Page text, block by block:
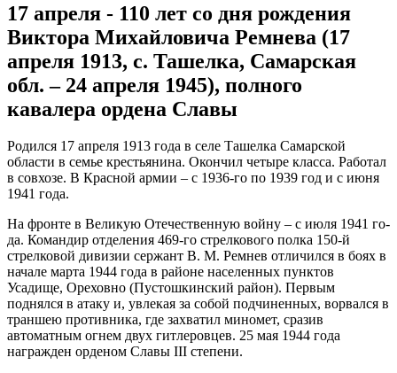
17 апреля - 110 лет со дня рождения
Виктора Михайловича Ремнева (17
апреля 1913, с. Ташелка, Самарская
обл. – 24 апреля 1945), полного
кавалера ордена Славы
Родился 17 апреля 1913 года в селе Ташелка Самарской
области в семье крестьянина. Окончил четыре класса. Работал
в совхозе. В Красной армии – с 1936-го по 1939 год и с июня
1941 года.
На фронте в Великую Отече­ственную войну – с июля 1941 го­
да. Командир отделения 469-го стрелкового полка 150-й
стрелко­вой дивизии сержант В. М. Ремнев отличился в боях в
начале марта 1944 года в районе населен­ных пунктов
Усадище, Ореховно (Пустошкинский район). Первым
поднялся в атаку и, увлекая за собой подчиненных, ворвался в
траншею противника, где зах­ватил миномет, сразив
автоматным огнем двух гитлеровцев. 25 мая 1944 года
награжден орденом Славы III степени.